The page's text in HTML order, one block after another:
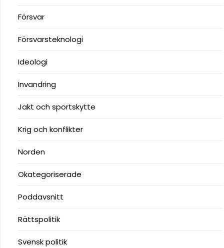
Försvar
Försvarsteknologi
Ideologi
Invandring
Jakt och sportskytte
Krig och konflikter
Norden
Okategoriserade
Poddavsnitt
Rättspolitik
Svensk politik